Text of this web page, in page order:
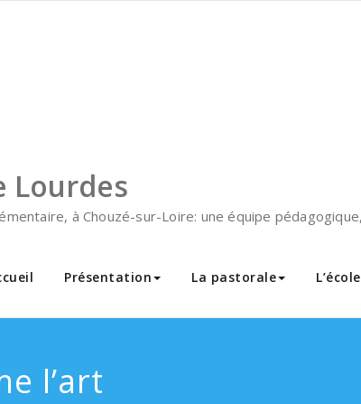
Lourdes
à Chouzé-sur-Loire: une équipe
Présentation La pastorale L’école
l’art